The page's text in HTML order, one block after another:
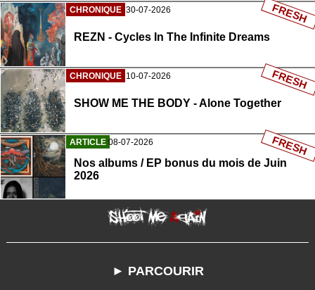
CHRONIQUE 30-07-2026
REZN - Cycles In The Infinite Dreams
FRESH
CHRONIQUE 10-07-2026
SHOW ME THE BODY - Alone Together
FRESH
ARTICLE 08-07-2026
Nos albums / EP bonus du mois de Juin
2026
FRESH
► PARCOURIR